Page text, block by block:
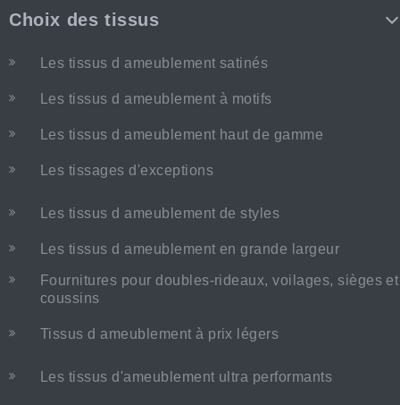
Choix des tissus
Les tissus d ameublement satinés
Les tissus d ameublement à motifs
Les tissus d ameublement haut de gamme
Les tissages d'exceptions
Les tissus d ameublement de styles
Les tissus d ameublement en grande largeur
Fournitures pour doubles-rideaux, voilages, sièges et
coussins
Tissus d ameublement à prix légers
Les tissus d'ameublement ultra performants